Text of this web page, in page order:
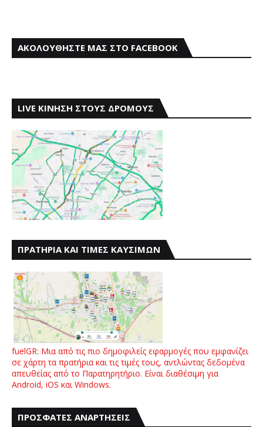
ΑΚΟΛΟΥΘΗΣΤΕ ΜΑΣ ΣΤΟ FACEBOOK
LIVE ΚΙΝΗΣΗ ΣΤΟΥΣ ΔΡΟΜΟΥΣ
ΠΡΑΤΗΡΙΑ ΚΑΙ ΤΙΜΕΣ ΚΑΥΣΙΜΩΝ
fuelGR: Μια από τις πιο δημοφιλείς εφαρμογές που εμφανίζει
σε χάρτη τα πρατήρια και τις τιμές τους, αντλώντας δεδομένα
απευθείας από το Παρατηρητήριο. Είναι διαθέσιμη για
Android, iOS και Windows.
ΠΡΟΣΦΑΤΕΣ ΑΝΑΡΤΗΣΕΙΣ